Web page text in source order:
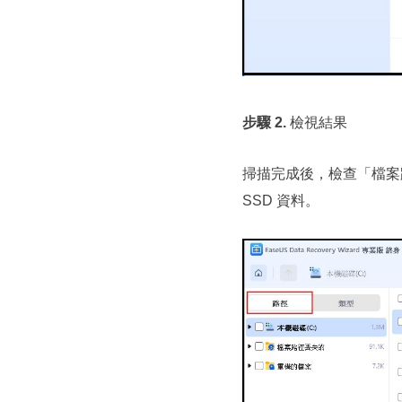
步驟 2. 檢視結果
掃描完成後，檢查「檔
SSD 資料。